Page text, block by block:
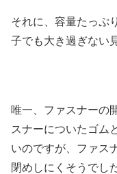
それに、容量たっぷ
子でも大き過ぎない
唯一、ファスナーの
スナーについたゴム
いのですが、ファス
閉めしにくそうでし